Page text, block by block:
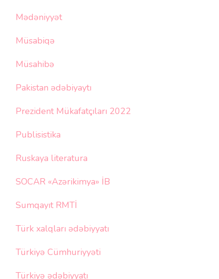
Mədəniyyət
Müsabiqə
Müsahibə
Pakistan ədəbiyaytı
Prezident Mükafatçıları 2022
Publisistika
Ruskaya literatura
SOCAR «Azərikimya» İB
Sumqayıt RMTİ
Türk xalqları ədəbiyyatı
Türkiyə Cümhuriyyəti
Türkiyə ədəbiyyatı